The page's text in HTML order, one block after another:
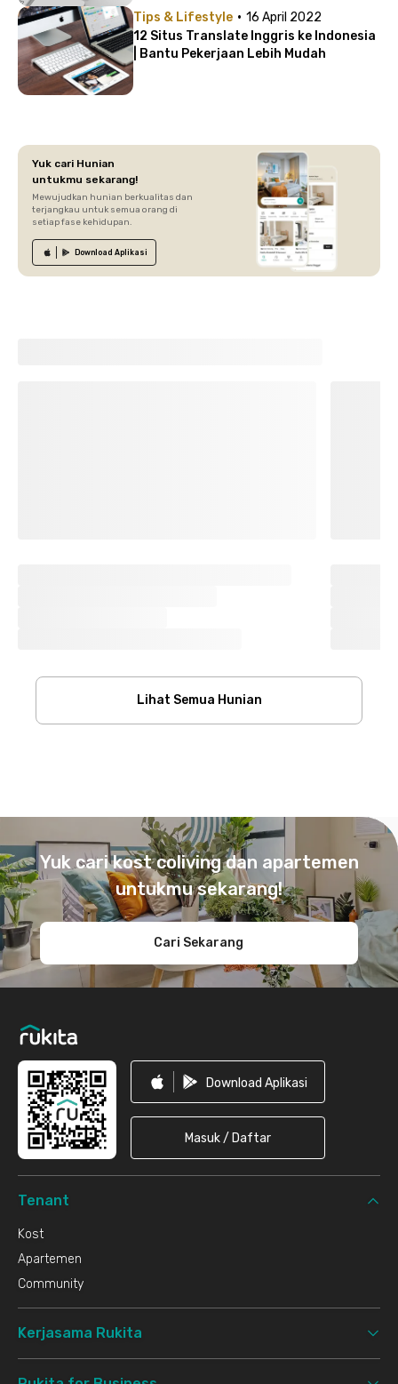
Tips & Lifestyle · 16 April 2022
12 Situs Translate Inggris ke Indonesia
| Bantu Pekerjaan Lebih Mudah
Yuk cari Hunian
untukmu sekarang!
Mewujudkan hunian berkualitas dan
terjangkau untuk semua orang di
setiap fase kehidupan.
Download Aplikasi
Lihat Semua Hunian
Yuk cari kost coliving dan apartemen
untukmu sekarang!
Cari Sekarang
Download Aplikasi
Masuk / Daftar
Tenant
Kost
Apartemen
Community
Kerjasama Rukita